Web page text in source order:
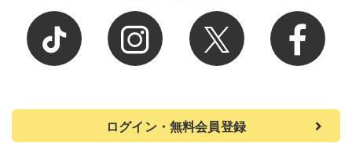
ログイン・無料会員登録